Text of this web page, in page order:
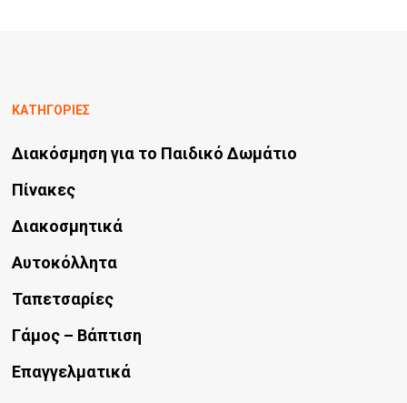
μπορούν
επιλεγούν
σελίδα
του
προϊόντος
ΚΑΤΗΓΟΡΙΕΣ
Διακόσμηση για το Παιδικό Δωμάτιο
Πίνακες
Διακοσμητικά
Αυτοκόλλητα
Ταπετσαρίες
Γάμος – Βάπτιση
Επαγγελματικά